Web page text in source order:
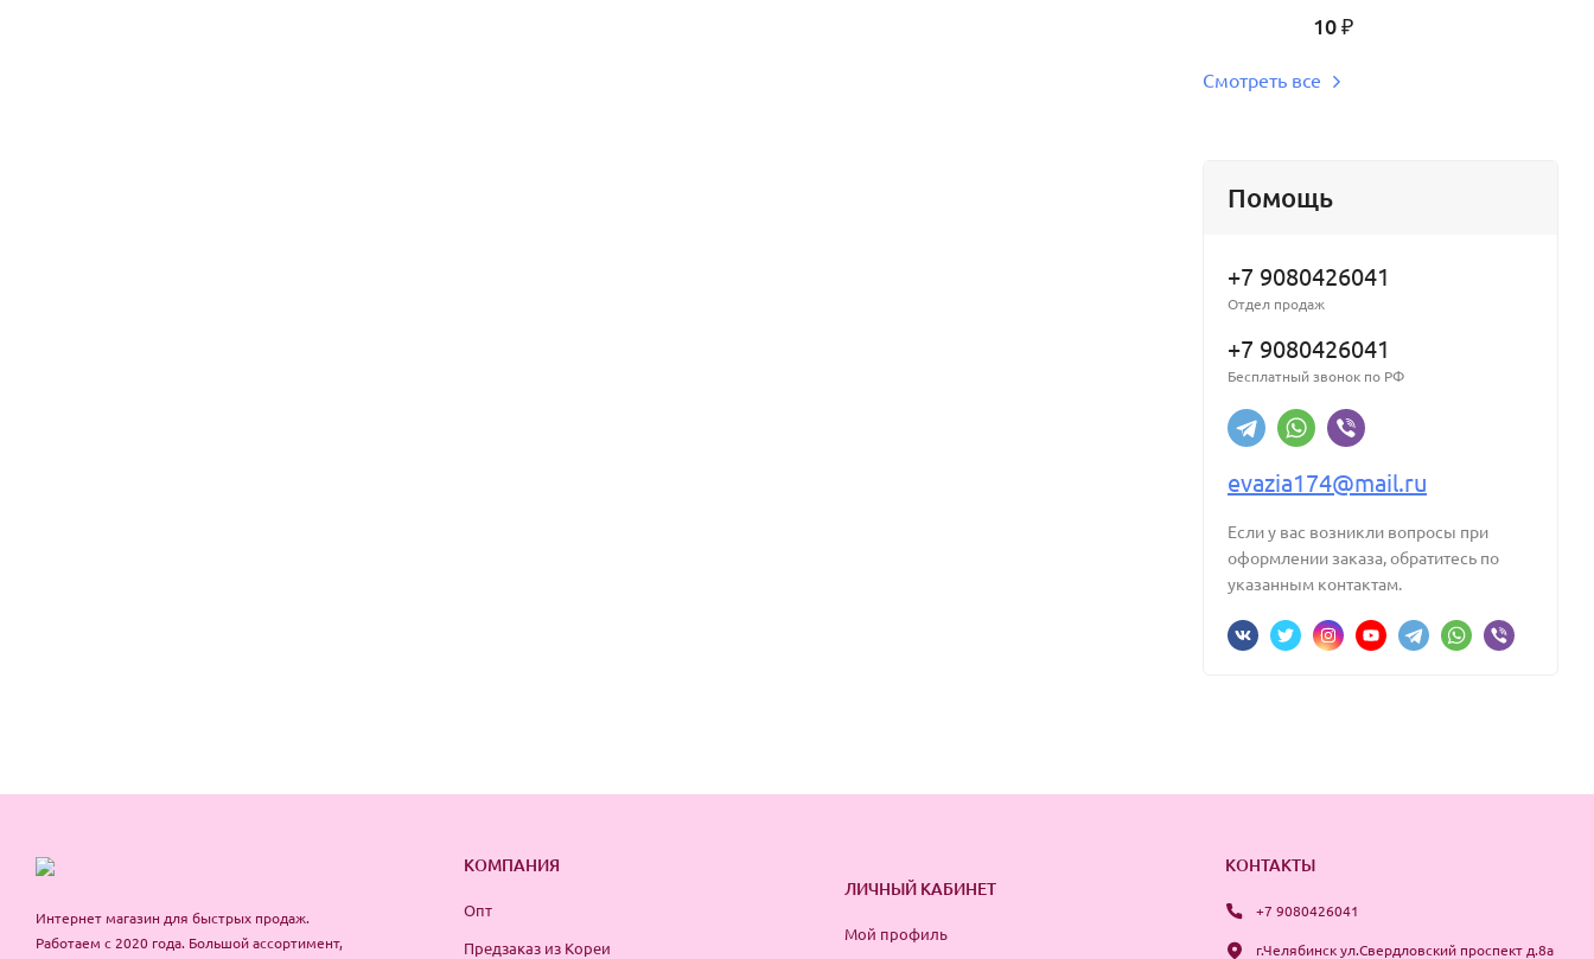
10 ₽
Смотреть все
Помощь
+7 9080426041
Отдел продаж
+7 9080426041
Бесплатный звонок по РФ
evazia174@mail.ru
Если у вас возникли вопросы при
оформлении заказа, обратитесь по
указанным контактам.
Интернет магазин для быстрых продаж.
Работаем с 2020 года. Большой ассортимент,
КОМПАНИЯ
Опт
Предзаказ из Кореи
ЛИЧНЫЙ КАБИНЕТ
Мой профиль
КОНТАКТЫ
+7 9080426041
г.Челябинск ул.Свердловский проспект д.8а